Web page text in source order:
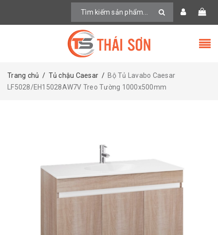
Trang chủ / Tủ chậu Caesar / Bộ Tủ Lavabo Caesar
LF5028/EH15028AW7V Treo Tường 1000x500mm